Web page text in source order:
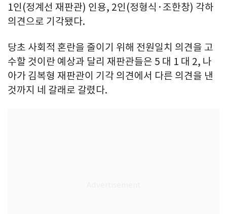
1인(정계선 재판관) 인용, 2인(정형식·조한창) 각하
의견으로 기각됐다.
당초 사회적 혼란을 줄이기 위해 전원일치 의견을 고
수할 것이란 예상과 달리 재판관들은 5 대 1 대 2, 나
아가 김복형 재판관이 기각 의견에서 다른 의견을 낸
것까지 네 갈래로 갈렸다.